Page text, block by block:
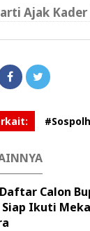
Ajak
Daftar Calon
Siap Ikuti